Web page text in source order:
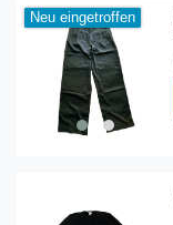
Neu eingetroffen